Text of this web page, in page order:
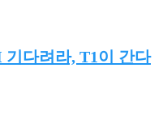
다려라, T1이 간다